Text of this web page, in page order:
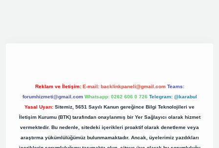
Reklam ve İletişim: E-mail: backlinkpaneli@gmail.com Teams:
forumhizmeti@gmail.com Whatsapp: 0262 606 0 726 Telegram: @karabul
Yasal Uyarı: Sitemiz, 5651 Sayılı Kanun gereğince Bilgi Teknolojileri ve
İletişim Kurumu (BTK) tarafından onaylanmış bir Yer Sağlayıcı olarak hizmet
vermektedir. Bu nedenle, sitedeki içerikleri proaktif olarak denetleme veya
araştırma yükümlülüğümüz bulunmamaktadır. Ancak, üyelerimiz yazdıkları